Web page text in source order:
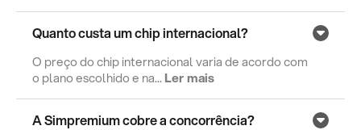
Quanto custa um chip internacional?
O preço do chip internacional varia de acordo com
o plano escolhido e na...Ler mais
A Simpremium cobre a concorrência?